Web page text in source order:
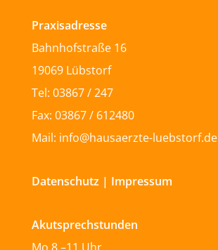
Praxisadresse
Bahnhofstraße 16
19069 Lübstorf
Tel: 03867 / 247
Fax: 03867 / 612480
Mail: info@hausaerzte-luebstorf.de
Datenschutz | Impressum
Akutsprechstunden